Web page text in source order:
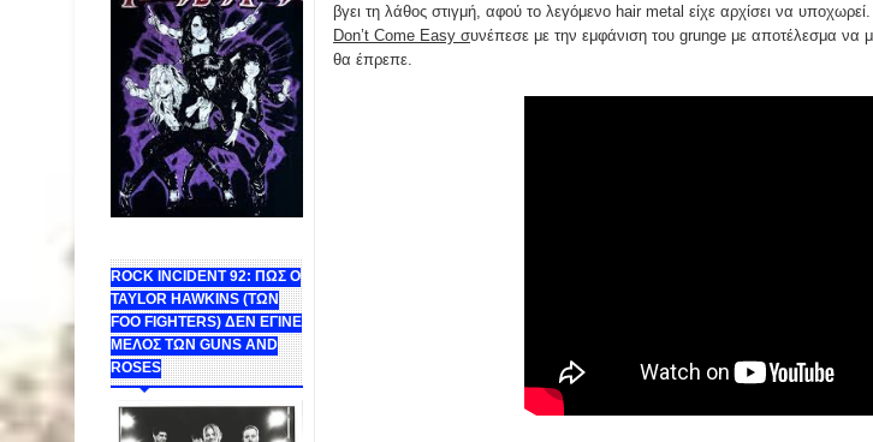
ROCK INCIDENT 92: ΠΩΣ Ο
TAYLOR HAWKINS (ΤΩΝ
FOO FIGHTERS) ΔΕΝ ΕΓΙΝΕ
ΜΕΛΟΣ ΤΩΝ GUNS AND
ROSES
βγει τη λάθος στιγμή, αφού το λεγόμενο hair metal είχε αρχίσει να
Don’t Come Easy συνέπεσε με την εμφάνιση του grunge με αποτέλεσμα να
θα έπρεπε.